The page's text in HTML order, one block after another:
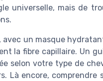
universelle, mais de
avec un masque
la fibre capillaire. Un
selon votre type de
Là encore,